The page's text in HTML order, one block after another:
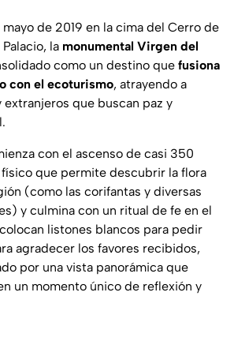
de 2019 en la cima del Cerro de
la monumental Virgen del
como un destino que fusiona
con el ecoturismo, atrayendo a
que buscan paz y
con el ascenso de casi 350
que permite descubrir la flora
(como las corifantas y diversas
y culmina con un ritual de fe en el
listones blancos para pedir
agradecer los favores recibidos,
por una vista panorámica que
un momento único de reflexión y